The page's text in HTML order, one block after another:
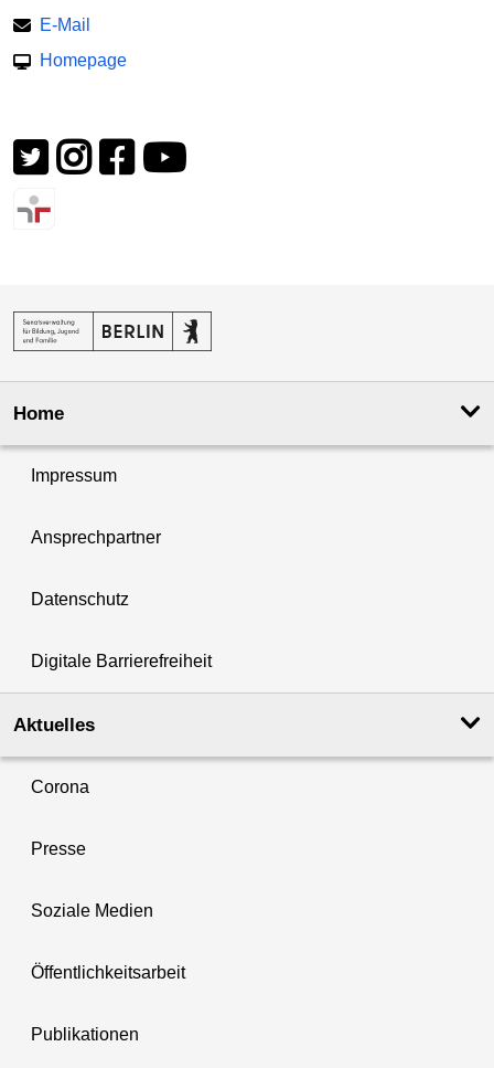
E-Mail
Homepage
Home
Impressum
Ansprechpartner
Datenschutz
Digitale Barrierefreiheit
Aktuelles
Corona
Presse
Soziale Medien
Öffentlichkeitsarbeit
Publikationen